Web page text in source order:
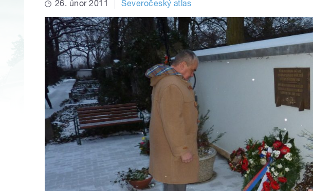
26. únor 2011 Severočeský atlas